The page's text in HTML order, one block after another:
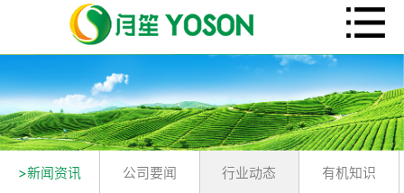
>新闻资讯 公司要闻 行业动态 有机知识